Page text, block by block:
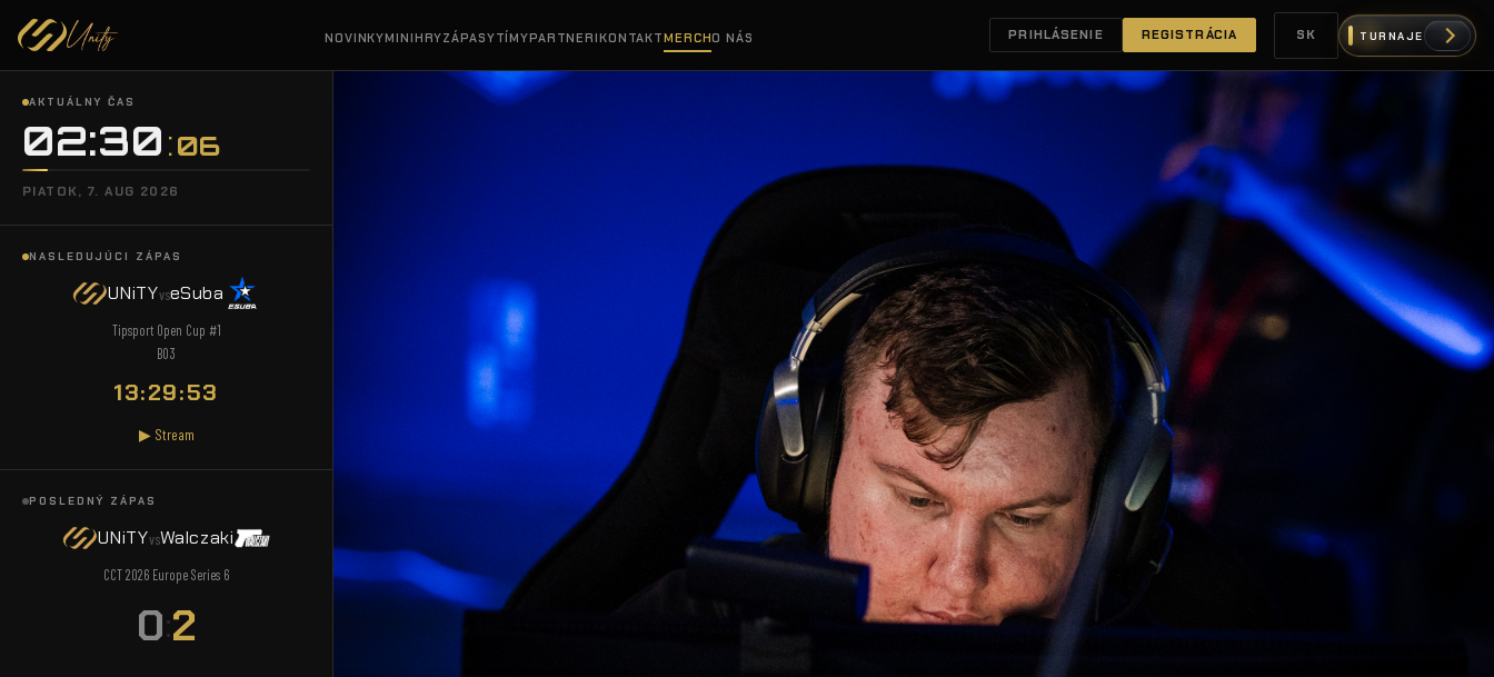
NOVINKYMINIHRYZÁPASYTÍMYPARTNERIKONTAKTMERCHO NÁS PRIHLÁSENIE REGISTRÁCIA SK TURNAJE
AKTUÁLNY ČAS
02:30:07
PIATOK, 7. AUG 2026
NASLEDUJÚCI ZÁPAS
UNiTYvseSuba
Tipsport Open Cup #1
BO3
13:29:52
▶ Stream
POSLEDNÝ ZÁPAS
UNiTYvsWalczaki
CCT 2026 Europe Series 6
0:2